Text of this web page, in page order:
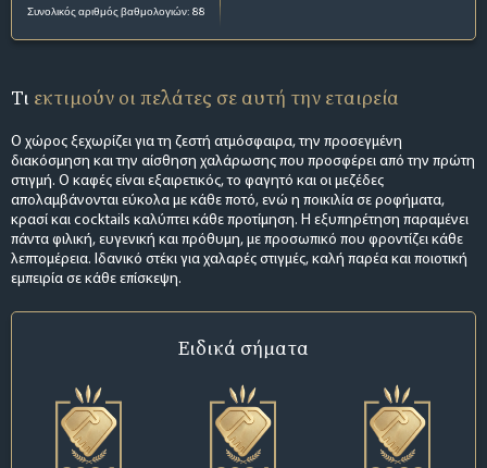
Συνολικός αριθμός βαθμολογιών: 88
Τι εκτιμούν οι πελάτες σε αυτή την εταιρεία
Ο χώρος ξεχωρίζει για τη ζεστή ατμόσφαιρα, την προσεγμένη
διακόσμηση και την αίσθηση χαλάρωσης που προσφέρει από την πρώτη
στιγμή. Ο καφές είναι εξαιρετικός, το φαγητό και οι μεζέδες
απολαμβάνονται εύκολα με κάθε ποτό, ενώ η ποικιλία σε ροφήματα,
κρασί και cocktails καλύπτει κάθε προτίμηση. Η εξυπηρέτηση παραμένει
πάντα φιλική, ευγενική και πρόθυμη, με προσωπικό που φροντίζει κάθε
λεπτομέρεια. Ιδανικό στέκι για χαλαρές στιγμές, καλή παρέα και ποιοτική
εμπειρία σε κάθε επίσκεψη.
Ειδικά σήματα